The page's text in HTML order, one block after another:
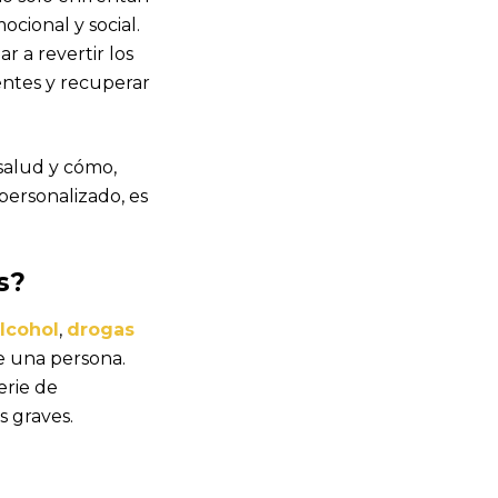
y social.
a revertir los
y recuperar
y cómo,
es
, drogas
una persona.
de
graves.